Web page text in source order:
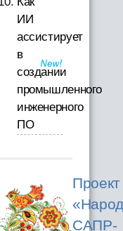
ИИ
ассистирует
в
создании
промышленного
инженерного
ПО
Проект
САПР-